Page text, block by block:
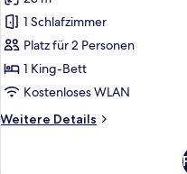
für
Zimmer,
1 King-
Bett
anzeigen
1 Schlafzimmer
Platz für 2 Personen
1 King-Bett
Kostenloses WLAN
Weitere Details
Weitere